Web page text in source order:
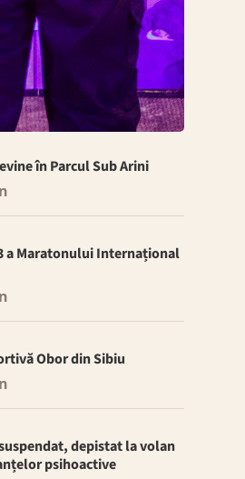
în Parcul Sub Arini
a Maratonului Internațional
Obor din Sibiu
depistat la volan
psihoactive